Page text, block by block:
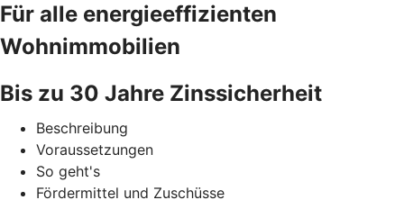
Für alle energieeffizienten
Wohnimmobilien
Bis zu 30 Jahre Zinssicherheit
Beschreibung
Voraussetzungen
So geht's
Fördermittel und Zuschüsse